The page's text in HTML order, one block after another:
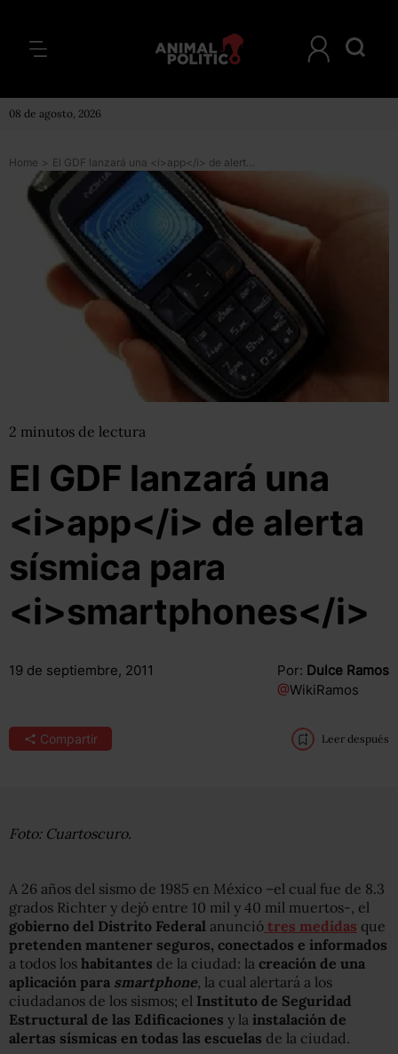
08 de agosto, 2026
Home > El GDF lanzará una <i>app</i> de alerta sísmica para <i>smartphones</i>
2 minutos de lectura
El GDF lanzará una
<i>app</i> de alerta
sísmica para
<i>smartphones</i>
19 de septiembre, 2011 Por: Dulce Ramos
@WikiRamos
Compartir Leer después
Foto: Cuartoscuro.
A 26 años del sismo de 1985 en México –el cual fue de 8.3
grados Richter y dejó entre 10 mil y 40 mil muertos-, el
gobierno del Distrito Federal anunció tres medidas que
pretenden mantener seguros, conectados e informados
a todos los habitantes de la ciudad: la creación de una
aplicación para smartphone, la cual alertará a los
ciudadanos de los sismos; el Instituto de Seguridad
Estructural de las Edificaciones y la instalación de
alertas sísmicas en todas las escuelas de la ciudad.